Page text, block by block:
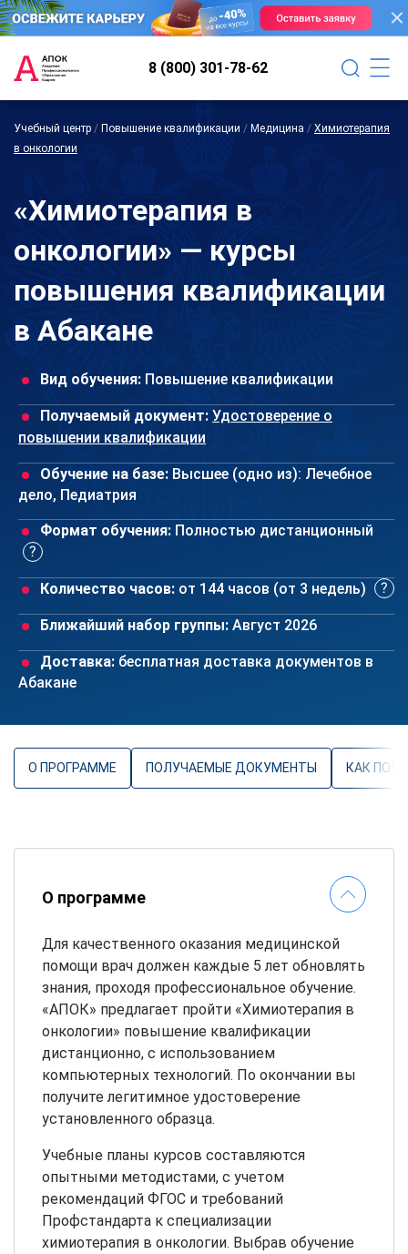
8 (800) 301-78-62
Учебный центр / Повышение квалификации / Медицина / Химиотерапия
в онкологии
«Химиотерапия в
онкологии» — курсы
повышения квалификации
в Абакане
Вид обучения: Повышение квалификации
Получаемый документ: Удостоверение о
повышении квалификации
Обучение на базе: Высшее (одно из): Лечебное
дело, Педиатрия
Формат обучения: Полностью дистанционный
Количество часов: от 144 часов (от 3 недель)
Ближайший набор группы: Август 2026
Доставка: бесплатная доставка документов в
Абакане
О ПРОГРАММЕ ПОЛУЧАЕМЫЕ ДОКУМЕНТЫ КАК
О программе
Для качественного оказания медицинской
помощи врач должен каждые 5 лет обновлять
знания, проходя профессиональное обучение.
«АПОК» предлагает пройти «Химиотерапия в
онкологии» повышение квалификации
дистанционно, с использованием
компьютерных технологий. По окончании вы
получите легитимное удостоверение
установленного образца.
Учебные планы курсов составляются
опытными методистами, с учетом
рекомендаций ФГОС и требований
Профстандарта к специализации
химиотерапия в онкологии. Выбрав обучение